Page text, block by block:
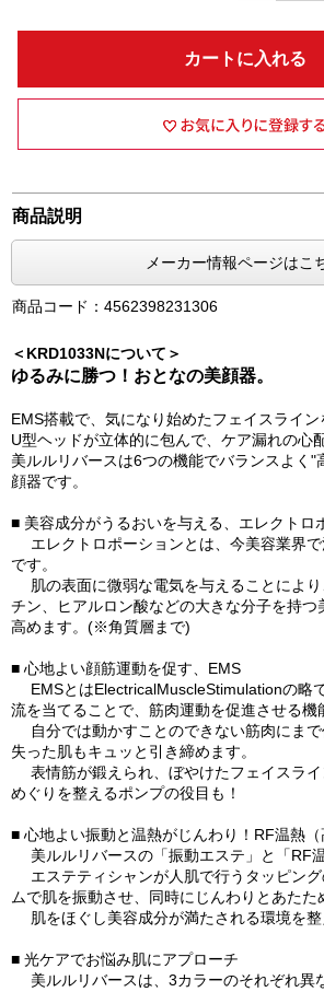
カートに入れる
商品説明
メーカー情報ページはこ
商品コード：4562398231306
＜KRD1033Nについて＞
ゆるみに勝つ！おとなの美顔器。
EMS搭載で、気になり始めたフェイスライン
U型ヘッドが立体的に包んで、ケア漏れの心
美ルルリバースは6つの機能でバランスよく"
顔器です。
■ 美容成分がうるおいを与える、エレクトロ
エレクトロポーションとは、今美容業界
です。
肌の表面に微弱な電気を与えることにより
チン、ヒアルロン酸などの大きな分子を持つ
高めます。(※角質層まで)
■ 心地よい顔筋運動を促す、EMS
EMSとはElectricalMuscleStimulationの略
流を当てることで、筋肉運動を促進させる機
自分では動かすことのできない筋肉にまで
失った肌もキュッと引き締めます。
表情筋が鍛えられ、ぼやけたフェイスライ
めぐりを整えるポンプの役目も！
■ 心地よい振動と温熱がじんわり！RF温熱
美ルルリバースの「振動エステ」と「RF温
エステティシャンが人肌で行うタッピン
ムで肌を振動させ、同時にじんわりとあたた
肌をほぐし美容成分が満たされる環境を整
■ 光ケアでお悩み肌にアプローチ
美ルルリバースは、3カラーのそれぞれ異